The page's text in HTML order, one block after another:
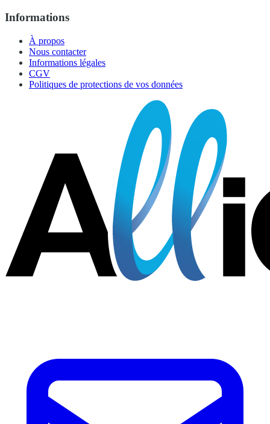
Informations
À propos
Nous contacter
Informations légales
CGV
Politiques de protections de vos données